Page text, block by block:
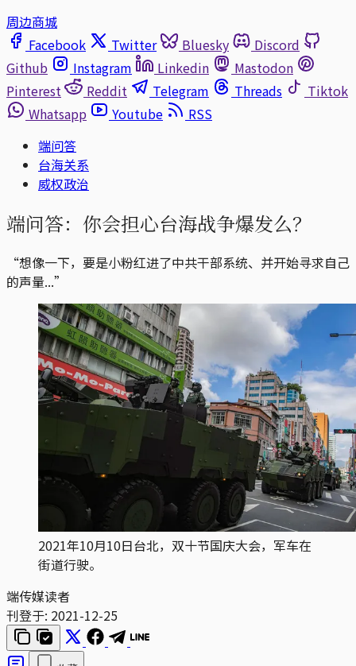
周边商城
Facebook
Twitter Bluesky
Discord
Github
Instagram Linkedin
Mastodon
Pinterest
Reddit Telegram Threads
Tiktok
Whatsapp
Youtube
RSS
端问答
台海关系
威权政治
端问答：你会担心台海战争爆发么？
“想像一下，要是小粉红进了中共干部系统、并开始寻求自己
的声量...”
2021年10月10日台北，双十节国庆大会，军车在
街道行驶。
端传媒读者
刊登于: 2021-12-25